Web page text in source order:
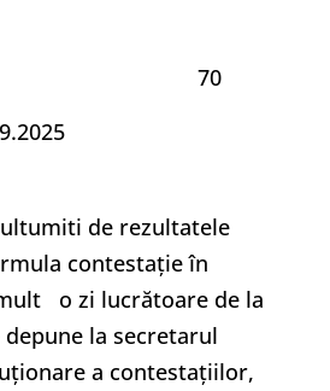
70
de rezultatele
contestaţie în
o zi lucrătoare de la
la secretarul
a contestaţiilor,